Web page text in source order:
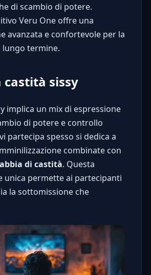
di scambio di potere.
Veru One offre una
avanzata e confortevole per la
lungo termine.
castità sissy
implica un mix di espressione
di potere e controllo
partecipa spesso si dedica a
combinate con
di castità. Questa
unica permette ai partecipanti
la sottomissione che